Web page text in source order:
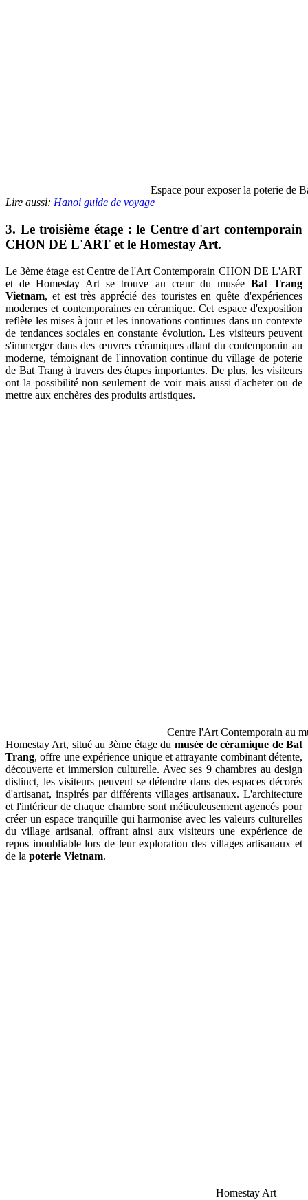
Espace pour exposer la poterie de
Lire aussi: Hanoi guide de voyage
3. Le troisième étage : le Centre d'art contemporain
CHON DE L'ART et le Homestay Art.
Le 3ème étage est Centre de l'Art Contemporain CHON DE L'ART
et de Homestay Art se trouve au cœur du musée Bat Trang
Vietnam, et est très apprécié des touristes en quête d'expériences
modernes et contemporaines en céramique. Cet espace d'exposition
reflète les mises à jour et les innovations continues dans un contexte
de tendances sociales en constante évolution. Les visiteurs peuvent
s'immerger dans des œuvres céramiques allant du contemporain au
moderne, témoignant de l'innovation continue du village de poterie
de Bat Trang à travers des étapes importantes. De plus, les visiteurs
ont la possibilité non seulement de voir mais aussi d'acheter ou de
mettre aux enchères des produits artistiques.
Centre l'Art Contemporain au
Homestay Art, situé au 3ème étage du musée de céramique de Bat
Trang, offre une expérience unique et attrayante combinant détente,
découverte et immersion culturelle. Avec ses 9 chambres au design
distinct, les visiteurs peuvent se détendre dans des espaces décorés
d'artisanat, inspirés par différents villages artisanaux. L'architecture
et l'intérieur de chaque chambre sont méticuleusement agencés pour
créer un espace tranquille qui harmonise avec les valeurs culturelles
du village artisanal, offrant ainsi aux visiteurs une expérience de
repos inoubliable lors de leur exploration des villages artisanaux et
de la poterie Vietnam.
Homestay Art